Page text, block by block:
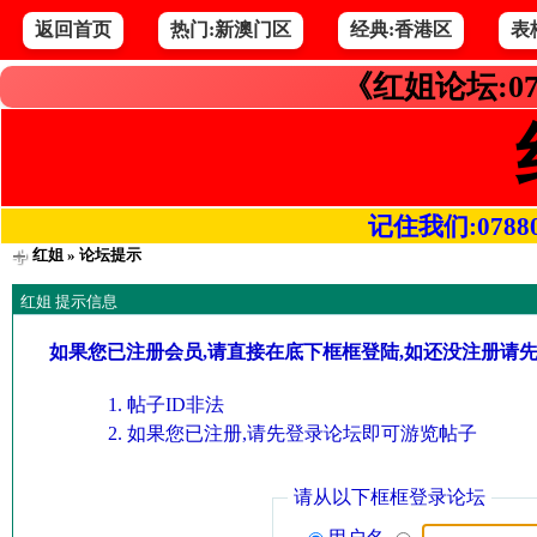
返回首页 热门:新澳门区 经典:香港区 表
《红姐论坛
记住我们
红姐» 论坛提示
红姐 提示信息
如果您已注册会员,请直接在底下框框登陆,如还没注册请
帖子ID非法
如果您已注册,请先登录论坛即可游览帖子
请从以下框框登录论坛